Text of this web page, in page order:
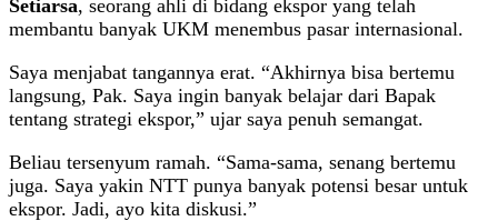
Setiarsa, seorang ahli di bidang ekspor yang telah
membantu banyak UKM menembus pasar internasional.
Saya menjabat tangannya erat. “Akhirnya bisa bertemu
langsung, Pak. Saya ingin banyak belajar dari Bapak
tentang strategi ekspor,” ujar saya penuh semangat.
Beliau tersenyum ramah. “Sama-sama, senang bertemu
juga. Saya yakin NTT punya banyak potensi besar untuk
ekspor. Jadi, ayo kita diskusi.”